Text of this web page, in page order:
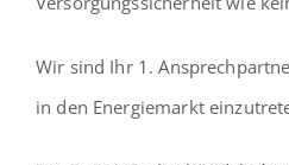
Wir sind Ihr 1.
in den Energiemarkt